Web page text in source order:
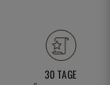
30 TAGE